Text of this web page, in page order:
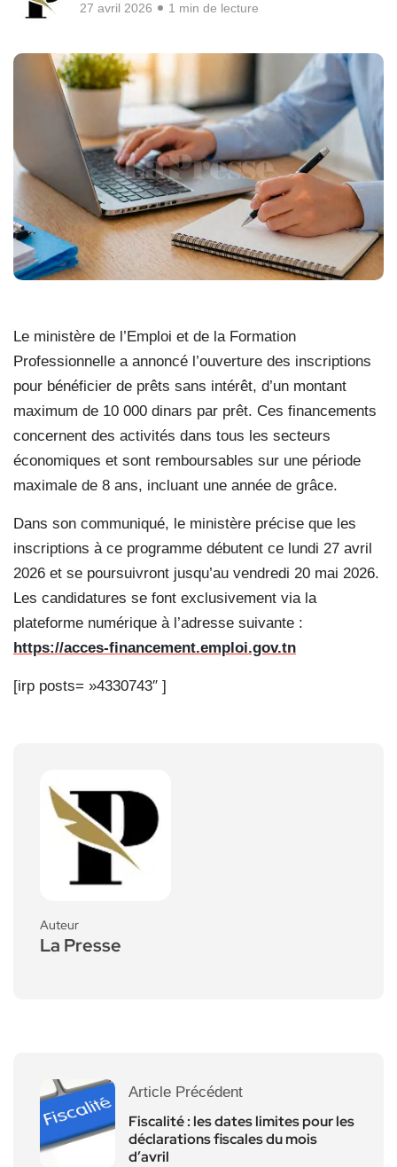
27 avril 2026 1 min de lecture
Le ministère de l’Emploi et de la Formation
Professionnelle a annoncé l’ouverture des inscriptions
pour bénéficier de prêts sans intérêt, d’un montant
maximum de 10 000 dinars par prêt. Ces financements
concernent des activités dans tous les secteurs
économiques et sont remboursables sur une période
maximale de 8 ans, incluant une année de grâce.
Dans son communiqué, le ministère précise que les
inscriptions à ce programme débutent ce lundi 27 avril
2026 et se poursuivront jusqu’au vendredi 20 mai 2026.
Les candidatures se font exclusivement via la
plateforme numérique à l’adresse suivante :
https://acces-financement.emploi.gov.tn
[irp posts= »4330743″ ]
Auteur
La Presse
Article Précédent
Fiscalité : les dates limites pour les
déclarations fiscales du mois
d’avril